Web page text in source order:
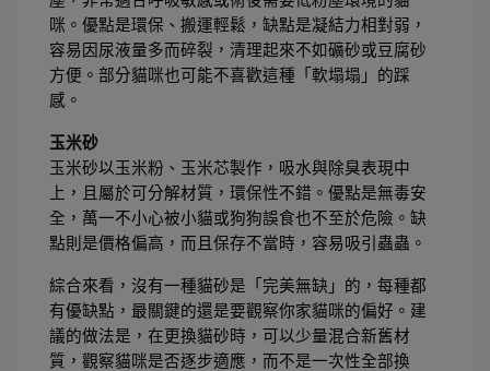
咪。優點是環保、搬運輕鬆，缺點是凝結力相對弱，
容易因尿液量多而碎裂，清理起來不如礦砂或豆腐砂
方便。部分貓咪也可能不喜歡這種「軟塌塌」的踩
感。
玉米砂
玉米砂以玉米粉、玉米芯製作，吸水與除臭表現中
上，且屬於可分解材質，環保性不錯。優點是無毒安
全，萬一不小心被小貓或狗狗誤食也不至於危險。缺
點則是價格偏高，而且保存不當時，容易吸引蟲蟲。
綜合來看，沒有一種貓砂是「完美無缺」的，每種都
有優缺點，最關鍵的還是要觀察你家貓咪的偏好。建
議的做法是，在更換貓砂時，可以少量混合新舊材
質，觀察貓咪是否逐步適應，而不是一次性全部換